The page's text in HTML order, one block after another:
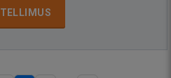
TELLIMUS